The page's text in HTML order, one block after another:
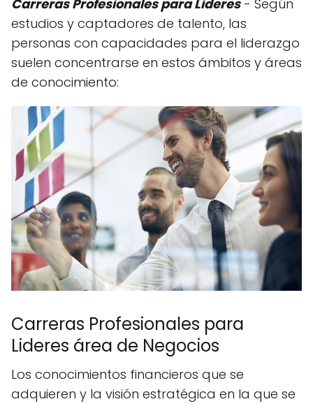
Carreras Profesionales para Lideres- Según
estudios y captadores de talento, las
personas con capacidades para el liderazgo
suelen concentrarse en estos ámbitos y áreas
de conocimiento:
Carreras Profesionales para
Lideres área de Negocios
Los conocimientos financieros que se
adquieren y la visión estratégica en la que se